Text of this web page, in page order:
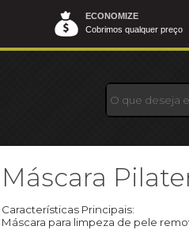
ECONOMIZE
Cobrimos qualquer preço
Máscara
Características Principais:
Máscara para limpeza de pele